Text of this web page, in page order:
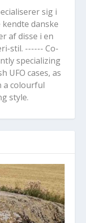
sig i
danske
af disse i en
stil. ------ Co-
specializing
UFO cases, as
a colourful
style.